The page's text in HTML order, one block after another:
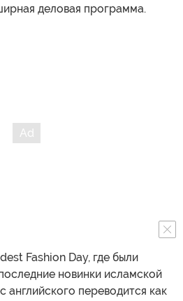
деловая программа.
Fashion Day, где были
новинки исламской
английского переводится как